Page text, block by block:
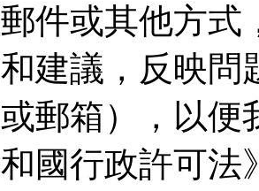
件或其他方式
建議，反映問
郵箱），以便
國行政許可法